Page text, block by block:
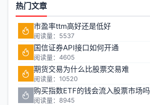
热门文章
市盈率ttm高好还是低好
阅读量：5537
国信证券API接口如何开通
阅读量：4605
期货交易为什么比股票交易难
阅读量：10520
购买指数ETF的钱会流入股票市场吗
阅读量：8945